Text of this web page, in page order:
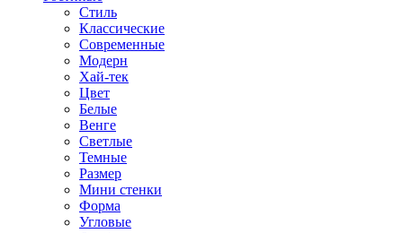
Стиль
Классические
Современные
Модерн
Хай-тек
Цвет
Белые
Венге
Светлые
Темные
Размер
Мини стенки
Форма
Угловые